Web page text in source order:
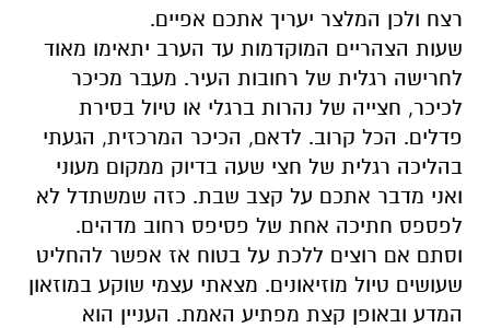
רצח ולכן המלצר יעריך אתכם אפיים.
שעות הצהריים המוקדמות עד הערב יתאימו מאוד
לחרישה רגלית של רחובות העיר. מעבר מכיכר
לכיכר, חצייה של נהרות ברגלי או טיול בסירת
פדלים. הכל קרוב. לדאם, הכיכר המרכזית, הגעתי
בהליכה רגלית של חצי שעה בדיוק ממקום מעוני
ואני מדבר אתכם על קצב שבת. כזה שמשתדל לא
לפספס חתיכה אחת של פסיפס רחוב מדהים.
וסתם אם רוצים ללכת על בטוח אז אפשר להחליט
שעושים טיול מוזיאונים. מצאתי עצמי שוקע במוזאון
המדע ובאופן קצת מפתיע האמת. העניין הוא